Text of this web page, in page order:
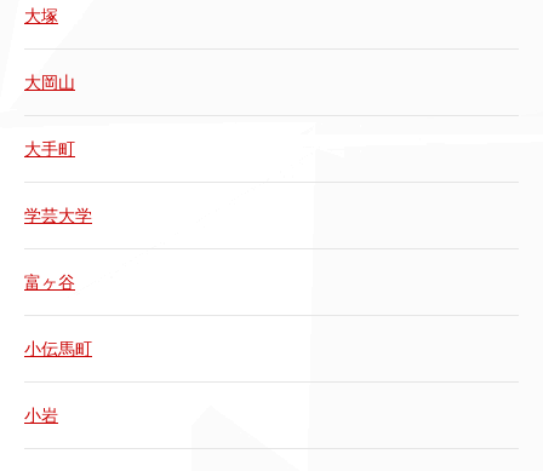
大塚
大岡山
大手町
学芸大学
富ヶ谷
小伝馬町
小岩